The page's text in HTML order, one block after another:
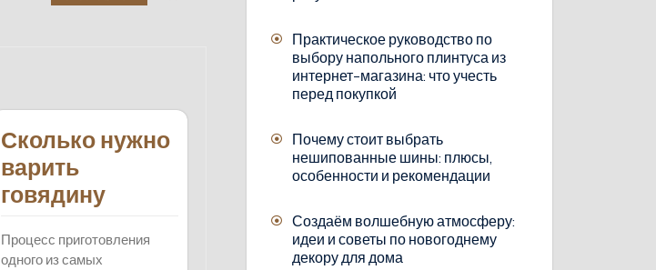
Сколько нужно
варить
говядину
Процесс приготовления
одного из самых
Практическое руководство по
выбору напольного плинтуса из
интернет-магазина: что учесть
перед покупкой
Почему стоит выбрать
нешипованные шины: плюсы,
особенности и рекомендации
Создаём волшебную атмосферу:
идеи и советы по новогоднему
декору для дома